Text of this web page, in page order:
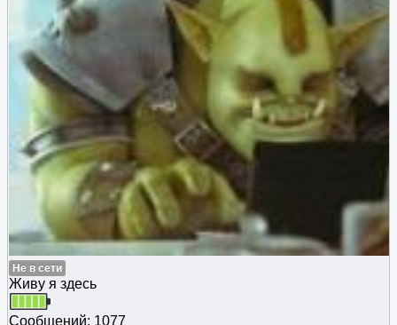
Не в сети
Живу я здесь
Сообщений: 1077